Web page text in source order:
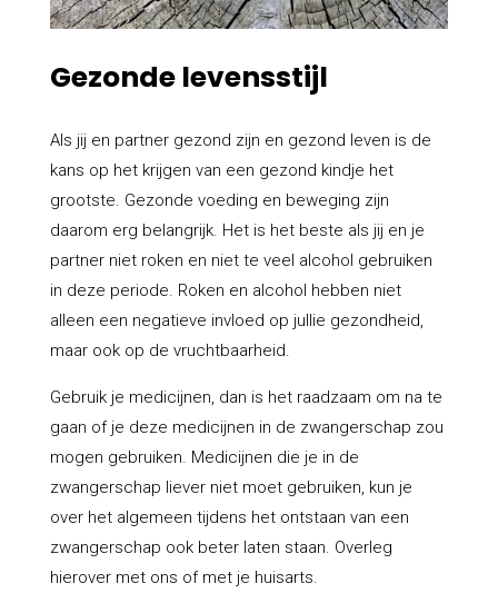
Gezonde levensstijl
Als jij en partner gezond zijn en gezond leven is de
kans op het krijgen van een gezond kindje het
grootste. Gezonde voeding en beweging zijn
daarom erg belangrijk. Het is het beste als jij en je
partner niet roken en niet te veel alcohol gebruiken
in deze periode. Roken en alcohol hebben niet
alleen een negatieve invloed op jullie gezondheid,
maar ook op de vruchtbaarheid.
Gebruik je medicijnen, dan is het raadzaam om na te
gaan of je deze medicijnen in de zwangerschap zou
mogen gebruiken. Medicijnen die je in de
zwangerschap liever niet moet gebruiken, kun je
over het algemeen tijdens het ontstaan van een
zwangerschap ook beter laten staan. Overleg
hierover met ons of met je huisarts.